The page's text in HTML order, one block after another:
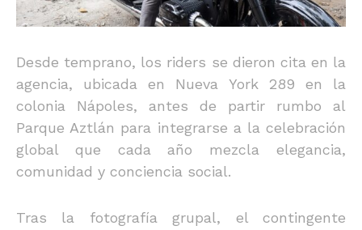
Desde temprano, los riders se dieron cita en la
agencia, ubicada en Nueva York 289 en la
colonia Nápoles, antes de partir rumbo al
Parque Aztlán para integrarse a la celebración
global que cada año mezcla elegancia,
comunidad y conciencia social.
Tras la fotografía grupal, el contingente